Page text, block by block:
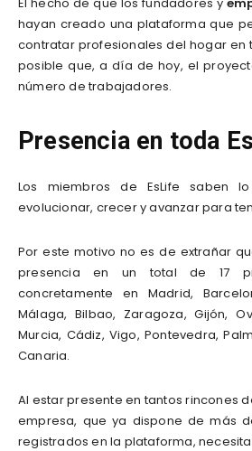
hayan creado una plataforma que
contratar profesionales del hogar en
posible que, a día de hoy, el
número de trabajadores.
Presencia en toda
Los miembros de EsLife saben
evolucionar, crecer y avanzar para
Por este motivo no es de extrañar
presencia en un total de 17
concretamente en Madrid,
Málaga, Bilbao, Zaragoza, Gijón,
Murcia, Cádiz, Vigo, Pontevedra,
Canaria.
Al estar presente en tantos rincones
empresa, que ya dispone de más
registrados en la plataforma,